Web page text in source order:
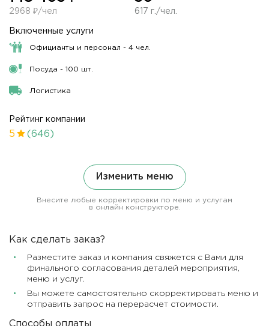
2968 ₽/чел 617 г./чел.
Включенные услуги
Официанты и персонал - 4 чел.
Посуда - 100 шт.
Логистика
Рейтинг компании
5 (646)
Изменить меню
Внесите любые корректировки по меню и услугам
в онлайн конструкторе.
Как сделать заказ?
Разместите заказ и компания свяжется с Вами для
финального согласования деталей мероприятия,
меню и услуг.
Вы можете самостоятельно скорректировать меню и
отправить запрос на перерасчет стоимости.
Способы оплаты